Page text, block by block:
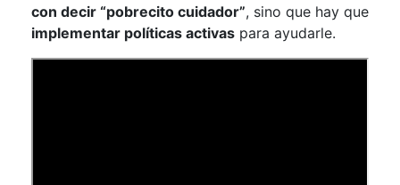
con decir “pobrecito cuidador”, sino que hay que
implementar políticas activas para ayudarle.